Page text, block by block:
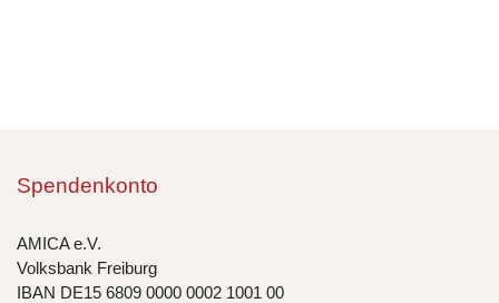
Spendenkonto
AMICA e.V.
Volksbank Freiburg
IBAN DE15 6809 0000 0002 1001 00